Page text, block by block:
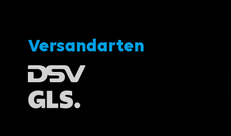
Versandarten